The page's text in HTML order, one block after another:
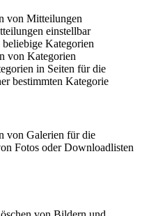
von Mitteilungen
einstellbar
Kategorien
von Kategorien
in Seiten für die
bestimmten Kategorie
von Galerien für die
Fotos oder Downloadlisten